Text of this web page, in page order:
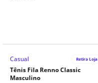
Casual Retira Loja
Tênis Fila Renno Classic
Masculino